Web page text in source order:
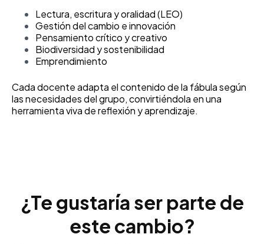
Lectura, escritura y oralidad (LEO)
Gestión del cambio e innovación
Pensamiento crítico y creativo
Biodiversidad y sostenibilidad
Emprendimiento
Cada docente adapta el contenido de la fábula según
las necesidades del grupo, convirtiéndola en una
herramienta viva de reflexión y aprendizaje.
¿Te gustaría ser parte de
este cambio?